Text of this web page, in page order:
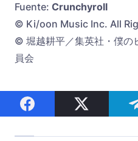
Fuente: Crunchyroll
© Ki/oon Music Inc. All
© 堀越耕平／集英社・僕の
員会